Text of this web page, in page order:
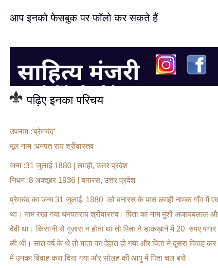
आप इनको फेसबुक पर फॉलो कर सकते हैं
पढ़िए इनका परिचय
उपनाम :'प्रेमचंद'
मूल नाम :धनपत राय श्रीवास्तव
जन्म :31 जुलाई 1880 | लमही, उत्तर प्रदेश
निधन :8 अक्तूबर 1936 | बनारस, उत्तर प्रदेश
प्रेमचंद का जन्म 31 जुलाई, 1880 को बनारस के पास लमही नामक गाँव में
था। नाम रखा गया धनपतराय श्रीवास्तव। पिता का नाम मुंशी अजायबलाल
देवी था। किसानी से गुज़ारा न होता था तो पिता ने डाकख़ाने में 20 रुपए
ली थी। सात वर्ष के थे तो माता का देहांत हो गया और पिता ने दूसरा विवाह
में उनका विवाह करा दिया गया और सोलह की आयु में पिता चल बसे।